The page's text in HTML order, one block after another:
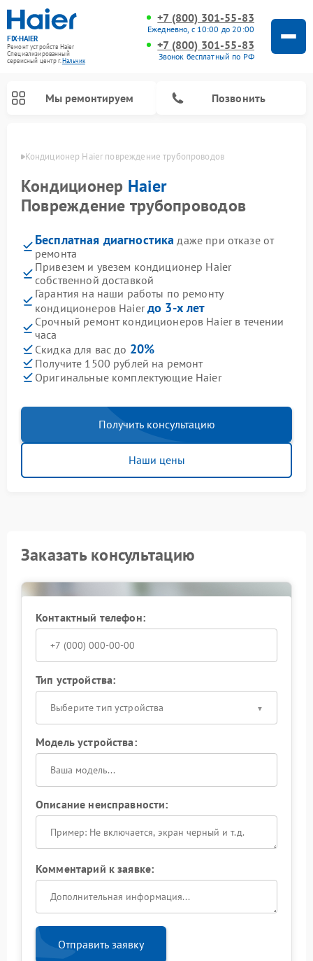
FIX-HAIER
Ремонт устройств Haier
Специализированный
cервисный центр г.Нальчик
+7 (800) 301-55-83
Ежедневно, с 10:00 до 20:00
+7 (800) 301-55-83
Звонок бесплатный по РФ
Мы ремонтируем Позвонить
Кондиционер Haier повреждение трубопроводов
Кондиционер Haier
Повреждение трубопроводов
Бесплатная диагностика даже при отказе от
ремонта
Привезем и увезем кондиционер Haier
собственной доставкой
Гарантия на наши работы по ремонту
кондиционеров Haierдо 3-х лет
Срочный ремонт кондиционеров Haier в течении
часа
Скидка для вас до 20%
Получите 1500 рублей на ремонт
Оригинальные комплектующие Haier
Получить консультацию
Наши цены
Заказать консультацию
Контактный телефон:
Тип устройства:
Выберите тип устройства
Модель устройства:
Описание неисправности:
Комментарий к заявке:
Отправить заявку